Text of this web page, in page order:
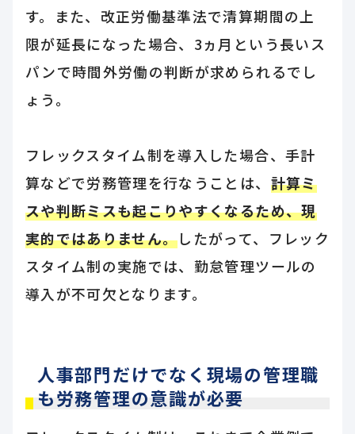
す。また、改正労働基準法で清算期間の上
限が延長になった場合、3ヵ月という長いス
パンで時間外労働の判断が求められるでし
ょう。
フレックスタイム制を導入した場合、手計
算などで労務管理を行なうことは、 計算ミ
スや判断ミスも起こりやすくなるため、現
実的ではありません。したがって、フレック
スタイム制の実施では、勤怠管理ツールの
導入が不可欠となります。
人事部門だけでなく現場の管理職
も労務管理の意識が必要